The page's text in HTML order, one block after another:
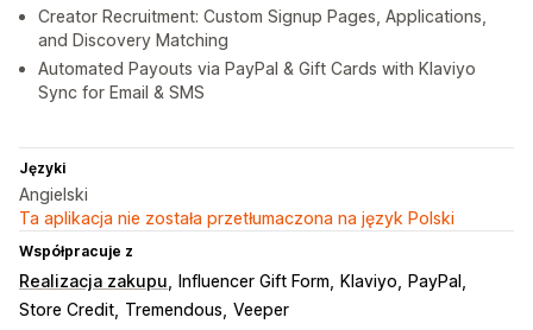
Creator Recruitment: Custom Signup Pages, Applications,
and Discovery Matching
Automated Payouts via PayPal & Gift Cards with Klaviyo
Sync for Email & SMS
Języki
Angielski
Ta aplikacja nie została przetłumaczona na język Polski
Współpracuje z
Realizacja zakupu Influencer Gift Form Klaviyo
PayPal
Store Credit Tremendous Veeper